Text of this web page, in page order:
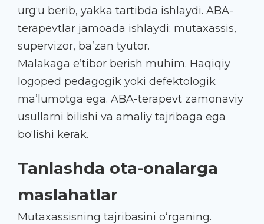
urg‘u berib, yakka tartibda ishlaydi. ABA-
terapevtlar jamoada ishlaydi: mutaxassis,
supervizor, ba’zan tyutor.
Malakaga e’tibor berish muhim. Haqiqiy
logoped pedagogik yoki defektologik
ma’lumotga ega. ABA-terapevt zamonaviy
usullarni bilishi va amaliy tajribaga ega
bo‘lishi kerak.
Tanlashda ota-onalarga
maslahatlar
Mutaxassisning tajribasini o‘rganing.